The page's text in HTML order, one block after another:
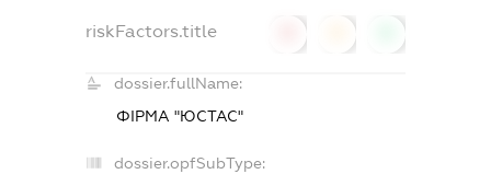
riskFactors.title
dossier.fullName:
ФІРМА "ЮСТАС"
dossier.opfSubType: